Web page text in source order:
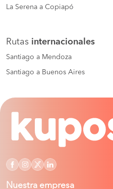
La Serena a Copiapó
Rutas internacionales
Santiago a Mendoza
Santiago a Buenos Aires
Nuestra empresa